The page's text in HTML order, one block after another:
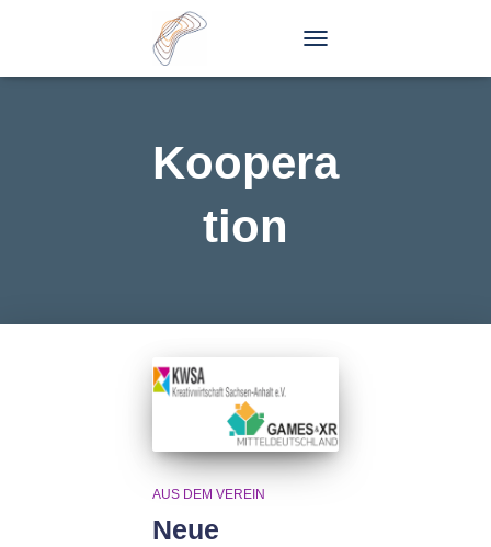
NAVIGATION
Koopera
tion
AUS DEM VEREIN
Neue